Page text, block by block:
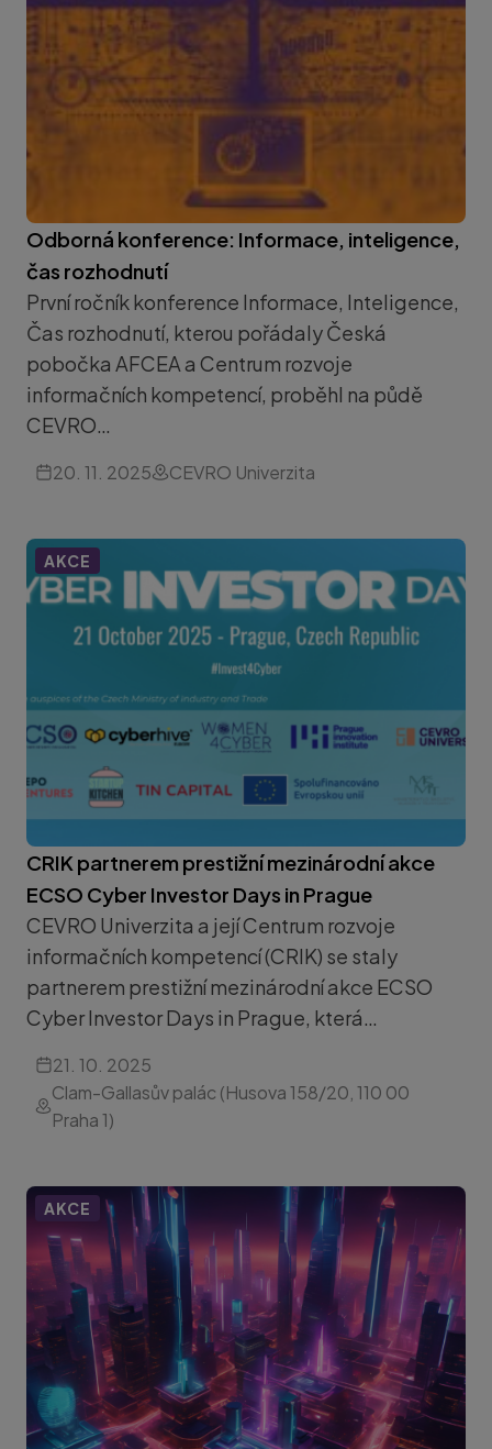
Odborná konference: Informace, inteligence,
čas rozhodnutí
První ročník konference Informace, Inteligence,
Čas rozhodnutí, kterou pořádaly Česká
pobočka AFCEA a Centrum rozvoje
informačních kompetencí, proběhl na půdě
CEVRO…
20. 11. 2025 CEVRO Univerzita
AKCE
CRIK partnerem prestižní mezinárodní akce
ECSO Cyber Investor Days in Prague
CEVRO Univerzita a její Centrum rozvoje
informačních kompetencí (CRIK) se staly
partnerem prestižní mezinárodní akce ECSO
Cyber Investor Days in Prague, která…
21. 10. 2025
Clam-Gallasův palác (Husova 158/20, 110 00
Praha 1)
AKCE